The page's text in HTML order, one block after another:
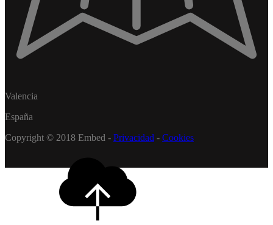
Valencia
España
Copyright © 2018 Embed - Privacidad - Cookies